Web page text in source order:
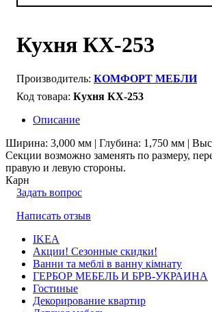
Кухня КХ-253
КОМФОРТ МЕБЛИ
Кухня КХ-253
Описание
Ширина: 3,000 мм | Глубина: 1,750 мм |
Секции возможно заменять по размеру,
правую и левую стороны.
Карн
Задать вопрос
Написать отзыв
IKEA
Акции! Сезонные скидки!
Ванни та меблі в ванну кімнату
ГЕРБОР МЕБЕЛЬ И БРВ-УКРАИНА
Гостиные
Декорирование квартир